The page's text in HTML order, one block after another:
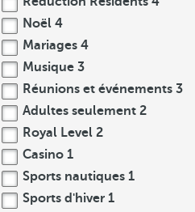
Noël 4
Mariages 4
Musique 3
Réunions et événements 3
Adultes seulement 2
Royal Level 2
Casino 1
Sports nautiques 1
Sports d'hiver 1